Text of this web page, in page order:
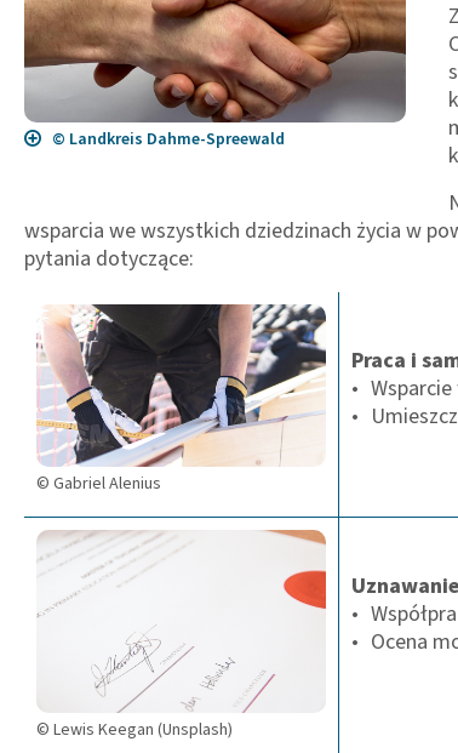
© Landkreis Dahme-Spreewald
wsparcia we wszystkich dziedzinach życia w
pytania dotyczące:
© Gabriel Alenius
Praca i
© Lewis Keegan (Unsplash)
Ocena